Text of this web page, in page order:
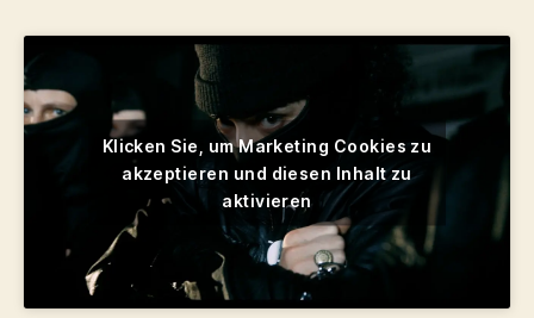
Klicken Sie, um Marketing Cookies zu
akzeptieren und diesen Inhalt zu
aktivieren